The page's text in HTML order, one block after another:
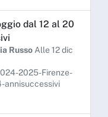
dal 12 al 20
Russo Alle 12 dic
2025-Firenze-
annisuccessivi